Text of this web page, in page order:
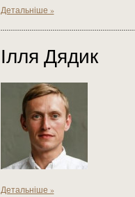
Детальніше »
Ілля Дядик
Детальніше »